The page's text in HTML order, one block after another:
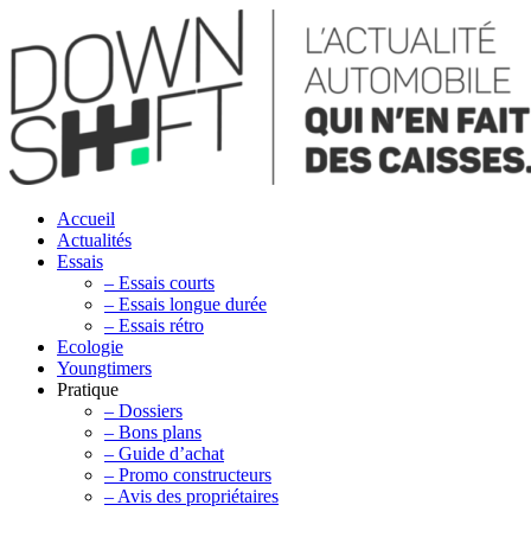
Accueil
Actualités
Essais
– Essais courts
– Essais longue durée
– Essais rétro
Ecologie
Youngtimers
Pratique
– Dossiers
– Bons plans
– Guide d’achat
– Promo constructeurs
– Avis des propriétaires